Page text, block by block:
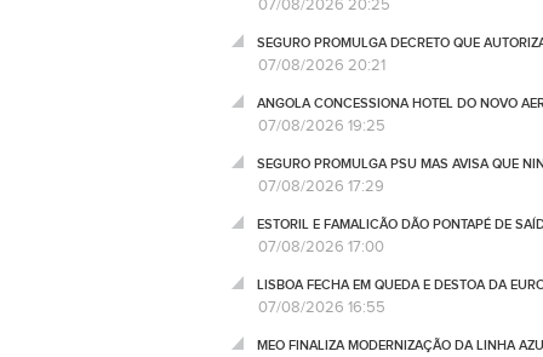
07/08/2026 20:25
SEGURO PROMULGA DECRETO QUE
07/08/2026 20:21
ANGOLA CONCESSIONA HOTEL DO NOVO
07/08/2026 19:25
SEGURO PROMULGA PSU MAS AVISA QUE
07/08/2026 17:29
ESTORIL E FAMALICÃO DÃO PONTAPÉ DE
07/08/2026 17:00
LISBOA FECHA EM QUEDA E DESTOA DA
07/08/2026 16:55
MEO FINALIZA MODERNIZAÇÃO DA LINHA